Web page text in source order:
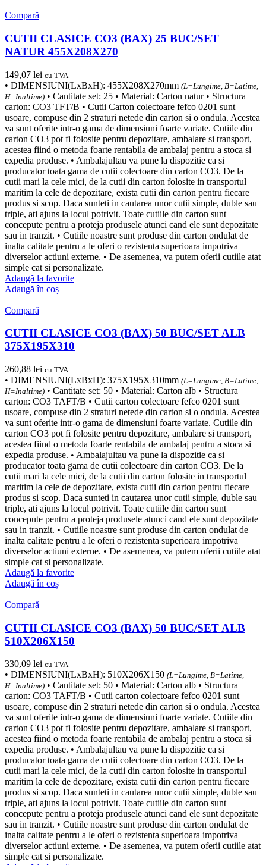
Compară
CUTII CLASICE CO3 (BAX) 25 BUC/SET
NATUR 455X208X270
149,07 lei cu TVA
• DIMENSIUNI(LxBxH): 455X208X270mm (L=Lungime, B=Latime,
H=Inaltime) • Cantitate set: 25 • Material: Carton natur • Structura
carton: CO3 TFT/B • Cutii Carton colectoare fefco 0201 sunt
usoare, compuse din 2 straturi netede din carton si o ondula. Acestea
va sunt oferite intr-o gama de dimensiuni foarte variate. Cutiile din
carton CO3 pot fi folosite pentru depozitare, ambalare si transport,
acestea fiind o metoda foarte rentabila de ambalaj pentru a stoca si
expedia produse. • Ambalajultau va pune la dispozitie ca si
producator toata gama de cutii colectoare din carton CO3. De la
cutii mari la cele mici, de la cutii din carton folosite in transportul
maritim la cele de depozitare, exista cutii din carton pentru fiecare
produs si scop. Daca sunteti in cautarea unor cutii simple, duble sau
triple, ati ajuns la locul potrivit. Toate cutiile din carton sunt
concepute pentru a proteja produsele atunci cand ele sunt depozitate
sau in tranzit. • Cutiile noastre sunt produse din carton ondulat de
inalta calitate pentru a le oferi o rezistenta superioara impotriva
diverselor actiuni externe. • De asemenea, va putem oferii cutiile atat
simple cat si personalizate.
Adaugă la favorite
Adaugă în coș
Compară
CUTII CLASICE CO3 (BAX) 50 BUC/SET ALB
375X195X310
260,88 lei cu TVA
• DIMENSIUNI(LxBxH): 375X195X310mm (L=Lungime, B=Latime,
H=Inaltime) • Cantitate set: 50 • Material: Carton alb • Structura
carton: CO3 TAFT/B • Cutii carton colectoare fefco 0201 sunt
usoare, compuse din 2 straturi netede din carton si o ondula. Acestea
va sunt oferite intr-o gama de dimensiuni foarte variate. Cutiile din
carton CO3 pot fi folosite pentru depozitare, ambalare si transport,
acestea fiind o metoda foarte rentabila de ambalaj pentru a stoca si
expedia produse. • Ambalajultau va pune la dispozitie ca si
producator toata gama de cutii colectoare din carton CO3. De la
cutii mari la cele mici, de la cutii din carton folosite in transportul
maritim la cele de depozitare, exista cutii din carton pentru fiecare
produs si scop. Daca sunteti in cautarea unor cutii simple, duble sau
triple, ati ajuns la locul potrivit. Toate cutiile din carton sunt
concepute pentru a proteja produsele atunci cand ele sunt depozitate
sau in tranzit. • Cutiile noastre sunt produse din carton ondulat de
inalta calitate pentru a le oferi o rezistenta superioara impotriva
diverselor actiuni externe. • De asemenea, va putem oferii cutiile atat
simple cat si personalizate.
Adaugă la favorite
Adaugă în coș
Compară
CUTII CLASICE CO3 (BAX) 50 BUC/SET ALB
510X206X150
330,09 lei cu TVA
• DIMENSIUNI(LxBxH): 510X206X150 (L=Lungime, B=Latime,
H=Inaltime) • Cantitate set: 50 • Material: Carton alb • Structura
carton: CO3 TAFT/B • Cutii carton colectoare fefco 0201 sunt
usoare, compuse din 2 straturi netede din carton si o ondula. Acestea
va sunt oferite intr-o gama de dimensiuni foarte variate. Cutiile din
carton CO3 pot fi folosite pentru depozitare, ambalare si transport,
acestea fiind o metoda foarte rentabila de ambalaj pentru a stoca si
expedia produse. • Ambalajultau va pune la dispozitie ca si
producator toata gama de cutii colectoare din carton CO3. De la
cutii mari la cele mici, de la cutii din carton folosite in transportul
maritim la cele de depozitare, exista cutii din carton pentru fiecare
produs si scop. Daca sunteti in cautarea unor cutii simple, duble sau
triple, ati ajuns la locul potrivit. Toate cutiile din carton sunt
concepute pentru a proteja produsele atunci cand ele sunt depozitate
sau in tranzit. • Cutiile noastre sunt produse din carton ondulat de
inalta calitate pentru a le oferi o rezistenta superioara impotriva
diverselor actiuni externe. • De asemenea, va putem oferii cutiile atat
simple cat si personalizate.